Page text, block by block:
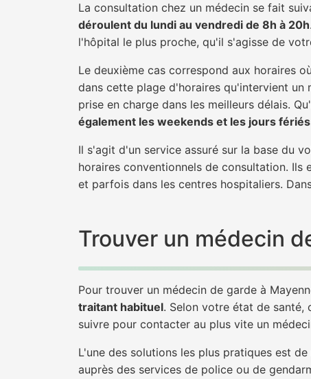
La consultation chez un médecin se fait
déroulent du lundi au vendredi de 8h à 20h
l'hôpital le plus proche, qu'il s'agisse de
Le deuxième cas correspond aux horaires
dans cette plage d'horaires qu'intervient un
prise en charge dans les meilleurs délais.
également les weekends et les jours
Il s'agit d'un service assuré sur la base du
horaires conventionnels de consultation. Ils
et parfois dans les centres hospitaliers.
Trouver un médecin
Pour trouver un médecin de garde à
traitant habituel. Selon votre état de santé,
suivre pour contacter au plus vite un
L'une des solutions les plus pratiques est
auprès des services de police ou de